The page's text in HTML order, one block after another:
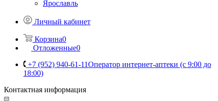
Ярославль
Личный кабинет
Корзина0
Отложенные0
+7 (952) 940-61-11Оператор интернет-аптеки (с 9:00 до
18:00)
Контактная информация